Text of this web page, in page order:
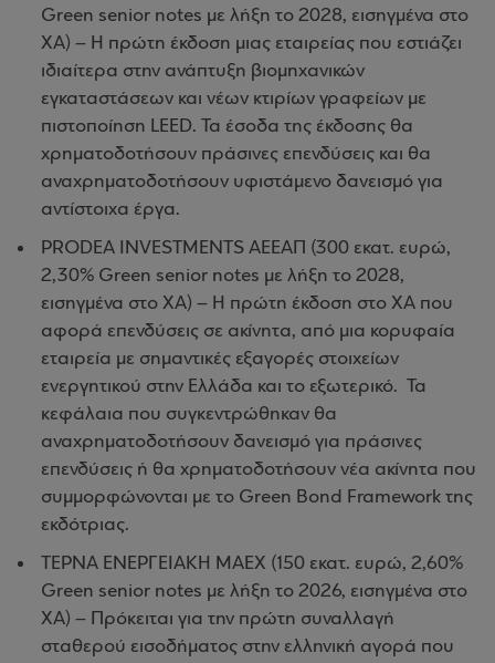
Green senior notes με λήξη το 2028, εισηγμένα στο
ΧΑ) – Η πρώτη έκδοση μιας εταιρείας που εστιάζει
ιδιαίτερα στην ανάπτυξη βιομηχανικών
εγκαταστάσεων και νέων κτιρίων γραφείων με
πιστοποίηση LEED. Τα έσοδα της έκδοσης θα
χρηματοδοτήσουν πράσινες επενδύσεις και θα
αναχρηματοδοτήσουν υφιστάμενο δανεισμό για
αντίστοιχα έργα.
PRODEA INVESTMENTS ΑΕΕΑΠ (300 εκατ. ευρώ,
2,30% Green senior notes με λήξη το 2028,
εισηγμένα στο ΧΑ) – Η πρώτη έκδοση στο ΧΑ που
αφορά επενδύσεις σε ακίνητα, από μια κορυφαία
εταιρεία με σημαντικές εξαγορές στοιχείων
ενεργητικού στην Ελλάδα και το εξωτερικό. Τα
κεφάλαια που συγκεντρώθηκαν θα
αναχρηματοδοτήσουν δανεισμό για πράσινες
επενδύσεις ή θα χρηματοδοτήσουν νέα ακίνητα που
συμμορφώνονται με το Green Bond Framework της
εκδότριας.
ΤΕΡΝΑ ΕΝΕΡΓΕΙΑΚΗ ΜΑΕΧ (150 εκατ. ευρώ, 2,60%
Green senior notes με λήξη το 2026, εισηγμένα στο
ΧΑ) – Πρόκειται για την πρώτη συναλλαγή
σταθερού εισοδήματος στην ελληνική αγορά που